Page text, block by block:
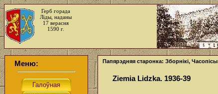
Герб горада
Ліды, наданы
17 верасня
1590 г.
Меню: Папярэдняя старонка: Зборнікі, Часопісы
Ziemia Lidzka. 1936-39